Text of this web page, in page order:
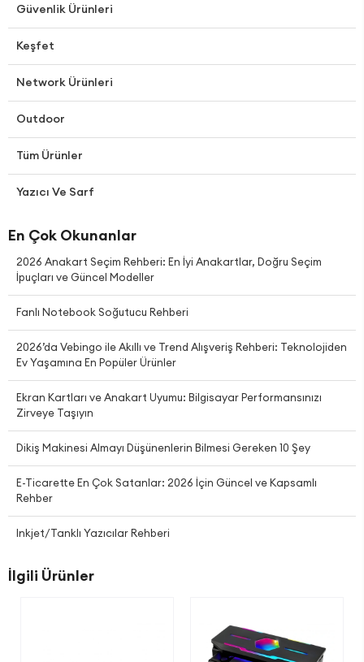
Güvenlik Ürünleri
Keşfet
Network Ürünleri
Outdoor
Tüm Ürünler
Yazıcı Ve Sarf
En Çok Okunanlar
2026 Anakart Seçim Rehberi: En İyi Anakartlar, Doğru Seçim
İpuçları ve Güncel Modeller
Fanlı Notebook Soğutucu Rehberi
2026’da Vebingo ile Akıllı ve Trend Alışveriş Rehberi: Teknolojiden
Ev Yaşamına En Popüler Ürünler
Ekran Kartları ve Anakart Uyumu: Bilgisayar Performansınızı
Zirveye Taşıyın
Dikiş Makinesi Almayı Düşünenlerin Bilmesi Gereken 10 Şey
E-Ticarette En Çok Satanlar: 2026 İçin Güncel ve Kapsamlı
Rehber
Inkjet/Tanklı Yazıcılar Rehberi
İlgili Ürünler